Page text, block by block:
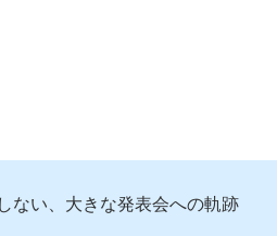
ない、大きな発表会への軌跡